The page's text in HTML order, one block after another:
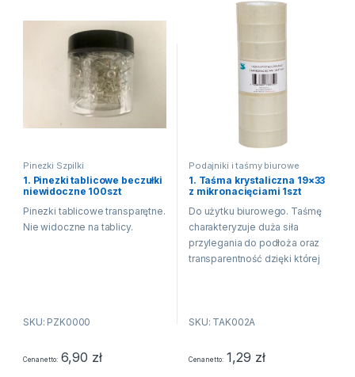
Pinezki Szpilki
1. Pinezki tablicowe beczułki
niewidoczne 100szt
Pinezki tablicowe transparętne.
Nie widoczne na tablicy.
SKU: PZK0000
Cena netto 6,90 zł
Podajniki i taśmy biurowe
1. Taśma krystaliczna 19×33
z mikronacięciami 1szt
Do użytku biurowego. Taśmę
charakteryzuje duża siła
przylegania do podłoża oraz
transparentność dzięki której
taśmy pozwalają na łatwe
SKU: TAK002A
Cena netto 1,29 zł